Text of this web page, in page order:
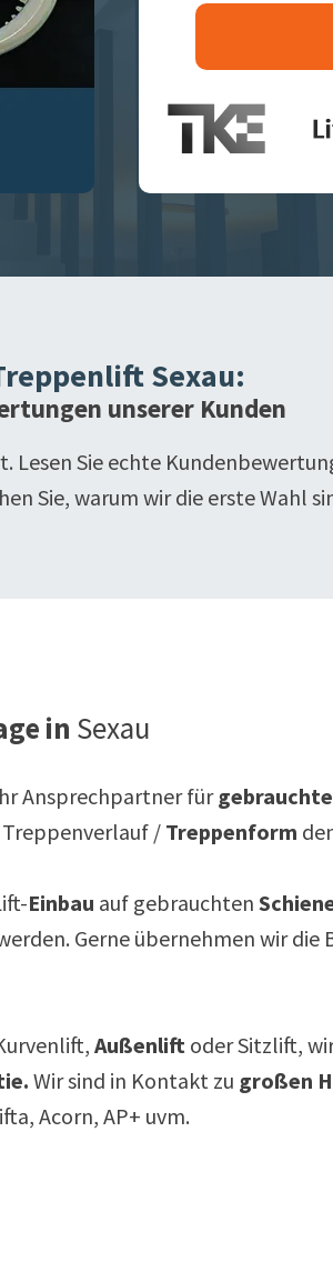
Sexau:
unserer Kunden
Sie echte
Sie, warum wir die erste Wahl
in Sexau
Ansprechpartner für
/ Treppenform
Einbau auf gebrauchten
Gerne übernehmen wir die
Außenlift oder Sitzlift,
Wir sind in Kontakt zu großen
Acorn, AP+ uvm.